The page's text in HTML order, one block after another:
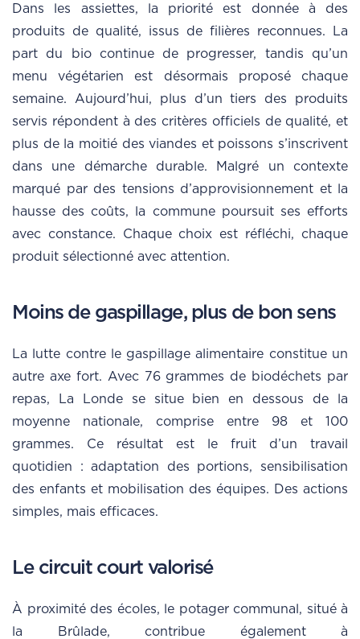
Dans les assiettes, la priorité est donnée à des
produits de qualité, issus de filières reconnues. La
part du bio continue de progresser, tandis qu’un
menu végétarien est désormais proposé chaque
semaine. Aujourd’hui, plus d’un tiers des produits
servis répondent à des critères officiels de qualité, et
plus de la moitié des viandes et poissons s’inscrivent
dans une démarche durable. Malgré un contexte
marqué par des tensions d’approvisionnement et la
hausse des coûts, la commune poursuit ses efforts
avec constance. Chaque choix est réfléchi, chaque
produit sélectionné avec attention.
Moins de gaspillage, plus de bon sens
La lutte contre le gaspillage alimentaire constitue un
autre axe fort. Avec 76 grammes de biodéchets par
repas, La Londe se situe bien en dessous de la
moyenne nationale, comprise entre 98 et 100
grammes. Ce résultat est le fruit d’un travail
quotidien : adaptation des portions, sensibilisation
des enfants et mobilisation des équipes. Des actions
simples, mais efficaces.
Le circuit court valorisé
À proximité des écoles, le potager communal, situé à
la Brûlade, contribue également à